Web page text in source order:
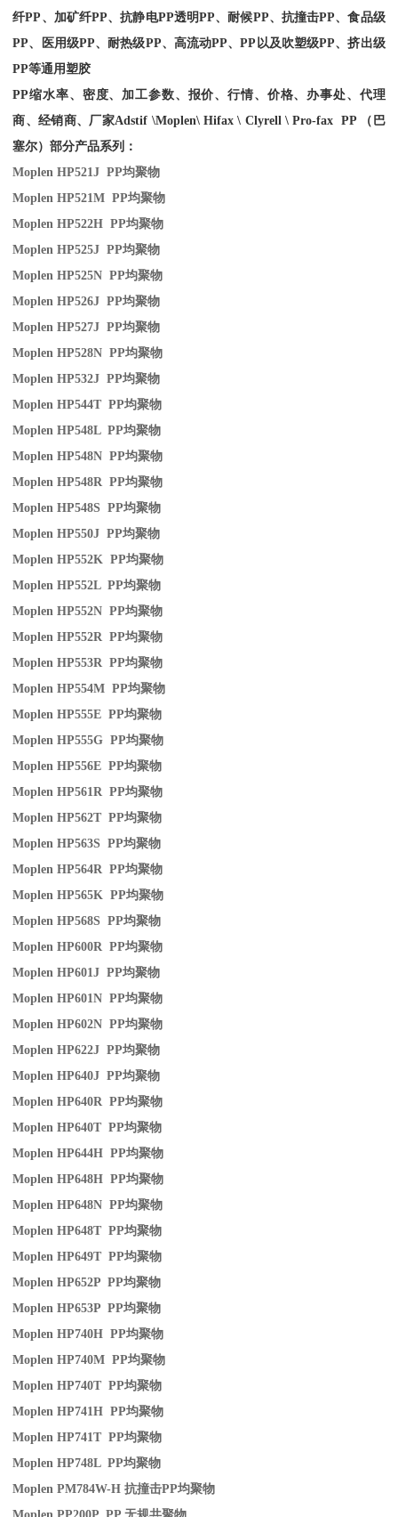
纤PP、加矿纤PP、抗静电PP透明PP、耐候PP、抗撞击PP、食品级
PP、医用级PP、耐热级PP、高流动PP、PP以及吹塑级PP、挤出级
PP等通用塑胶
PP缩水率、密度、加工参数、报价、行情、价格、办事处、代理
商、经销商、厂家Adstif \Moplen\ Hifax \ Clyrell \ Pro-fax PP （巴
塞尔）部分产品系列：
Moplen HP521J PP均聚物
Moplen HP521M PP均聚物
Moplen HP522H PP均聚物
Moplen HP525J PP均聚物
Moplen HP525N PP均聚物
Moplen HP526J PP均聚物
Moplen HP527J PP均聚物
Moplen HP528N PP均聚物
Moplen HP532J PP均聚物
Moplen HP544T PP均聚物
Moplen HP548L PP均聚物
Moplen HP548N PP均聚物
Moplen HP548R PP均聚物
Moplen HP548S PP均聚物
Moplen HP550J PP均聚物
Moplen HP552K PP均聚物
Moplen HP552L PP均聚物
Moplen HP552N PP均聚物
Moplen HP552R PP均聚物
Moplen HP553R PP均聚物
Moplen HP554M PP均聚物
Moplen HP555E PP均聚物
Moplen HP555G PP均聚物
Moplen HP556E PP均聚物
Moplen HP561R PP均聚物
Moplen HP562T PP均聚物
Moplen HP563S PP均聚物
Moplen HP564R PP均聚物
Moplen HP565K PP均聚物
Moplen HP568S PP均聚物
Moplen HP600R PP均聚物
Moplen HP601J PP均聚物
Moplen HP601N PP均聚物
Moplen HP602N PP均聚物
Moplen HP622J PP均聚物
Moplen HP640J PP均聚物
Moplen HP640R PP均聚物
Moplen HP640T PP均聚物
Moplen HP644H PP均聚物
Moplen HP648H PP均聚物
Moplen HP648N PP均聚物
Moplen HP648T PP均聚物
Moplen HP649T PP均聚物
Moplen HP652P PP均聚物
Moplen HP653P PP均聚物
Moplen HP740H PP均聚物
Moplen HP740M PP均聚物
Moplen HP740T PP均聚物
Moplen HP741H PP均聚物
Moplen HP741T PP均聚物
Moplen HP748L PP均聚物
Moplen PM784W-H抗撞击PP均聚物